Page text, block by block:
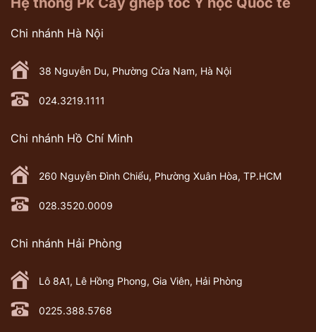
Chi nhánh Hà Nội
38 Nguyễn Du, Phường Cửa Nam, Hà Nội
024.3219.1111
Chi nhánh Hồ Chí Minh
260 Nguyễn Đình Chiểu, Phường Xuân Hòa, TP.HCM
028.3520.0009
Chi nhánh Hải Phòng
Lô 8A1, Lê Hồng Phong, Gia Viên, Hải Phòng
0225.388.5768